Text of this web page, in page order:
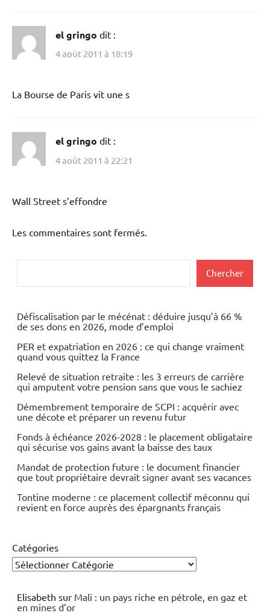
el gringo dit :
4 août 2011 à 18:19
La Bourse de Paris vit une s
el gringo dit :
4 août 2011 à 22:21
Wall Street s’effondre
Les commentaires sont fermés.
Chercher
Défiscalisation par le mécénat : déduire jusqu’à 66 %
de ses dons en 2026, mode d’emploi
PER et expatriation en 2026 : ce qui change vraiment
quand vous quittez la France
Relevé de situation retraite : les 3 erreurs de carrière
qui amputent votre pension sans que vous le sachiez
Démembrement temporaire de SCPI : acquérir avec
une décote et préparer un revenu futur
Fonds à échéance 2026-2028 : le placement obligataire
qui sécurise vos gains avant la baisse des taux
Mandat de protection future : le document financier
que tout propriétaire devrait signer avant ses vacances
Tontine moderne : ce placement collectif méconnu qui
revient en force auprès des épargnants français
Catégories
Elisabeth sur Mali : un pays riche en pétrole, en gaz et
en mines d’or